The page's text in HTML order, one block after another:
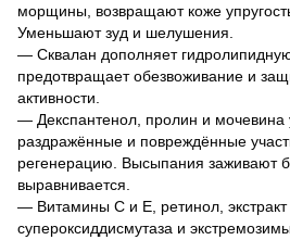
морщины, возвращают коже
Уменьшают зуд и шелушения.
— Сквалан дополняет
предотвращает обезвоживание и
активности.
— Декспантенол, пролин и мочевина
раздражённые и повреждённые
регенерацию. Высыпания заживают
выравнивается.
— Витамины C и E, ретинол,
супероксиддисмутаза и